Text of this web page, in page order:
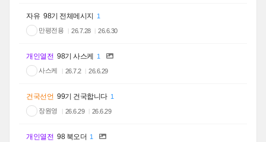
자유 98기 전체메시지
1
만평전용
26.7.28 26.6.30
개인열전 98기 사스케
1
사스케
26.7.2 26.6.29
건국선언 99기 건국합니다 1
장원영
26.6.29 26.6.29
개인열전 98 북오더 1